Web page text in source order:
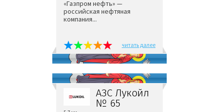
«Газпром нефть» —
российская нефтяная
компания...
читать далее
АЗС Лукойл
№ 65